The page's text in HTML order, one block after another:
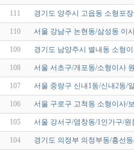
111 경기도 양주시 고읍동 소형포
110 서울 강남구 논현동/삼성동 이
109 경기도 남양주시 별내동 소형
108 서울 서초구/개포동/소형이사
107 서울 중랑구 신내1동/신내2동/
106 서울 구로구 고척동 소형이사/
105 서울 강서구/염창동/1인가구/
104 경기도 의정부 의정부동/흥선